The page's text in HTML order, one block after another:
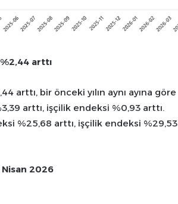
arttı
arttı, bir önceki yılın aynı ayına göre
arttı, işçilik endeksi %0,93 arttı.
%25,68 arttı, işçilik endeksi %29,53
Nisan 2026